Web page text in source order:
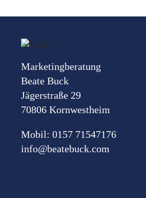
Marketingberatung
Beate Buck
Jägerstraße 29
70806 Kornwestheim
Mobil: 0157 71547176
info@beatebuck.com